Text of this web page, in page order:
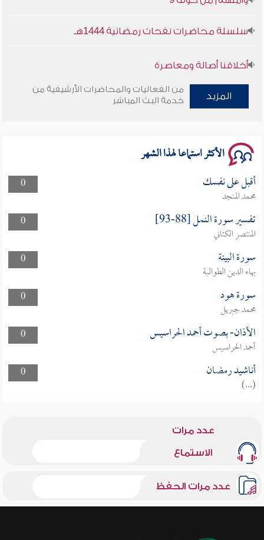
سلسلة محاضرات نفحات رمضانية 1444هـ
أخلاقنا أصالة ومعاصرة
وأمنهم من خوف 9
المزيد
من الفعاليات والمحاضرات الأرشيفية من
خدمة البث المباشر
الأكثر استماعا لهذا الشهر
0 أقبل على نفسك
محمد المنجد
0
تفسير سورة النمل [88-93]
المنتصر الكتاني
0
سورة البينة
بهاء الدين الطوالبة
0
سورة هود
محمد جبريل
0
الأذان- بصوت أحمد الحراسيس
أحمد الحراسيس
0
أناشيد رمضان
(...)
عدد مرات
الاستماع
عدد مرات الحفظ